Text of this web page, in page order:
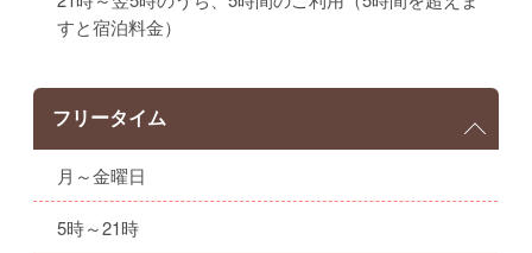
すと宿泊料金）
フリータイム
月～金曜日
5時～21時